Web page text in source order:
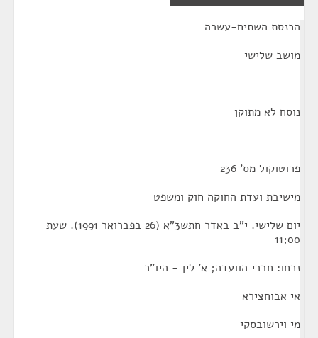
הכנסת השתים-עשרה
מושב שלישי
נוסח לא מתוקן
פרוטוקול מס' 236
מישיבת ועדת החוקה חוק ומשפט
יום שלישי. י"ב באדר חתש3"א (26 בפברואר 1991). שעת
00;11
נכחו: חברי הוועדה; א' לין - היו"ר
אי אבוחצירא
מי וירשובסקי